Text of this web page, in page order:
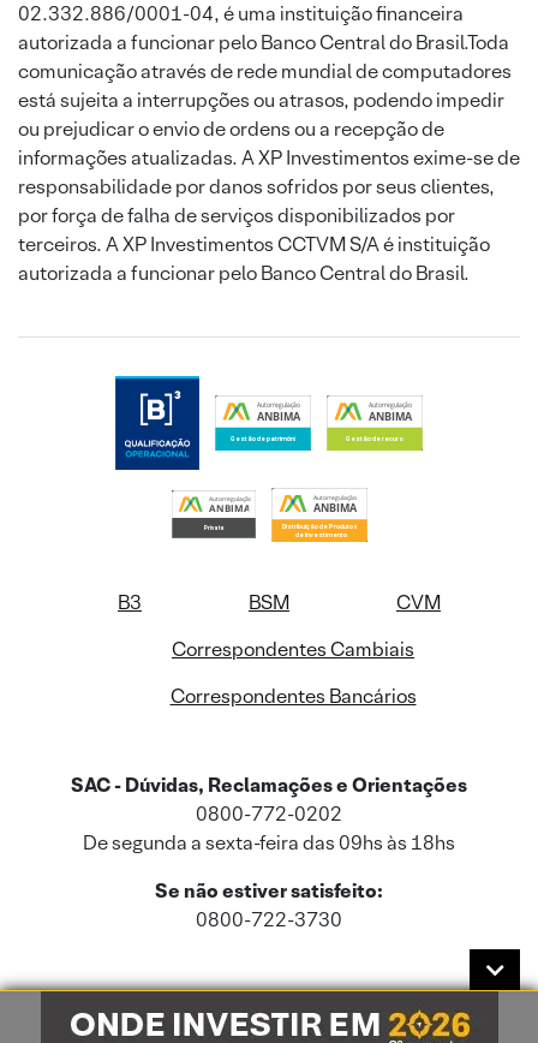
02.332.886/0001-04, é uma instituição financeira
autorizada a funcionar pelo Banco Central do Brasil.Toda
comunicação através de rede mundial de computadores
está sujeita a interrupções ou atrasos, podendo impedir
ou prejudicar o envio de ordens ou a recepção de
informações atualizadas. A XP Investimentos exime-se de
responsabilidade por danos sofridos por seus clientes,
por força de falha de serviços disponibilizados por
terceiros. A XP Investimentos CCTVM S/A é instituição
autorizada a funcionar pelo Banco Central do Brasil.
B3 BSM
CVM
Correspondentes Cambiais
Correspondentes Bancários
SAC - Dúvidas, Reclamações e Orientações
0800-772-0202
De segunda a sexta-feira das 09hs às 18hs
Se não estiver satisfeito:
0800-722-3730
Este site usa cookies e dados pessoais de acordo com a nossaPolítica de
Cookies
e a nossaPolítica de Privacidade.